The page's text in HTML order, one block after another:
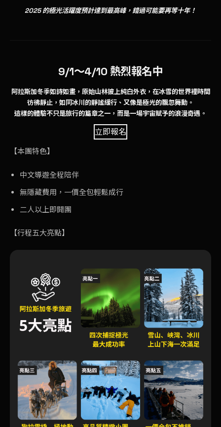
2025 的極光活躍度預計達到最高峰，錯過可能要再等十年！
9/1～4/10 熱烈報名中
阿拉斯加冬季如詩如畫，原始山林披上純白外衣，在冰雪的世界裡時間
彷彿靜止，如同冰川的靜謐緩行、又像是極光的飄忽舞動。
這樣的體驗不只是旅行的篇章之一，而是一場宇宙賦予的浪漫奇遇。
立即報名
【本團特色】
中文導遊全程陪伴
無隱藏費用，一價全包輕鬆成行
二人以上即開團
【行程五大亮點】